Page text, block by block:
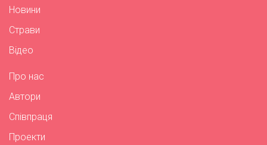
Новини
Страви
Відео
Про нас
Автори
Співпраця
Проекти